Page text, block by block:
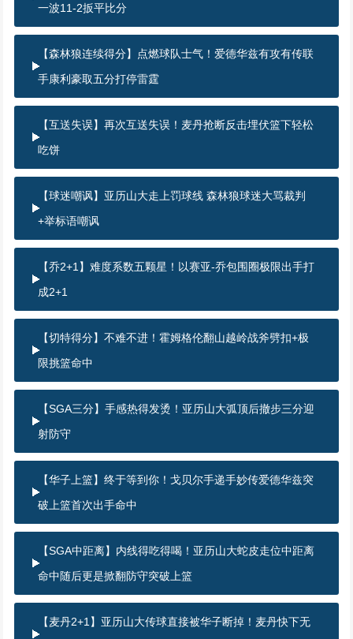
一波11-2扳平比分
【森林狼连续得分】点燃球队士气！爱德华兹有攻有传联
手康利豪取五分打停雷霆
【互送失误】再次互送失误！麦丹抢断反击埋伏篮下轻松
吃饼
【球迷嘲讽】亚历山大走上罚球线 森林狼球迷大骂裁判
+举标语嘲讽
【乔2+1】难度系数五颗星！以赛亚-乔包围圈极限出手打
成2+1
【切特得分】不难不进！霍姆格伦翻山越岭战斧劈扣+极
限挑篮命中
【SGA三分】手感热得发烫！亚历山大弧顶后撤步三分迎
射防守
【华子上篮】终于等到你！戈贝尔手递手妙传爱德华兹突
破上篮首次出手命中
【SGA中距离】内线得吃得喝！亚历山大蛇皮走位中距离
命中随后更是掀翻防守突破上篮
【麦丹2+1】亚历山大传球直接被华子断掉！麦丹快下无